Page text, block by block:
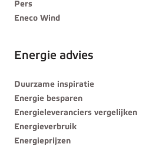
Pers
Eneco Wind
Energie advies
Duurzame inspiratie
Energie besparen
Energieleveranciers vergelijken
Energieverbruik
Energieprijzen